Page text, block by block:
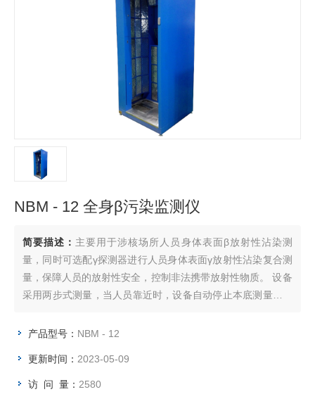
NBM - 12 全身β污染监测仪
简要描述： 主要用于涉核场所人员身体表面β放射性沾染测
量，同时可选配γ探测器进行人员身体表面γ放射性沾染复合测
量，保障人员的放射性安全，控制非法携带放射性物质。 设备
采用两步式测量，当人员靠近时，设备自动停止本底测量并语
部位；在管理员模式下，可进行参数设置、物理和电气测试、
产品型号： NBM - 12
更新时间： 2023-05-09
访 问 量： 2580